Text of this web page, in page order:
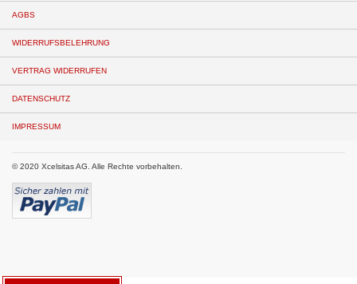
AGBS
WIDERRUFSBELEHRUNG
VERTRAG WIDERRUFEN
DATENSCHUTZ
IMPRESSUM
© 2020 Xcelsitas AG. Alle Rechte vorbehalten.